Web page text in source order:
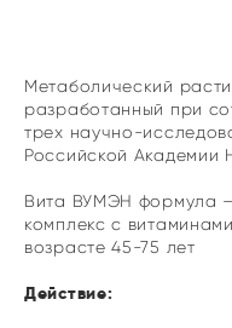
Метаболический
разработанный при
трех научно-
Российской Академии
Вита ВУМЭН формула
комплекс с
возрасте 45-75 лет
Действие: